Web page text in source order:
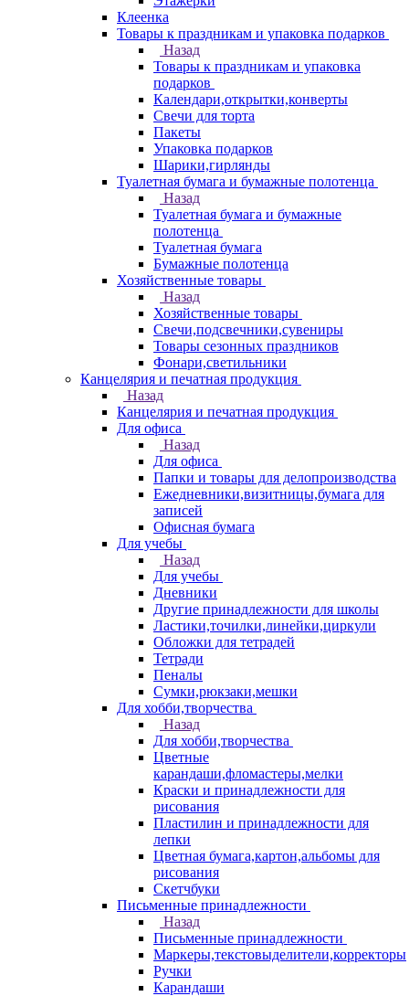
Клеенка
Товары к праздникам и упаковка подарков
Назад
Товары к праздникам и упаковка
подарков
Календари,открытки,конверты
Свечи для торта
Пакеты
Упаковка подарков
Шарики,гирлянды
Туалетная бумага и бумажные полотенца
Назад
Туалетная бумага и бумажные
полотенца
Туалетная бумага
Бумажные полотенца
Хозяйственные товары
Назад
Хозяйственные товары
Свечи,подсвечники,сувениры
Товары сезонных праздников
Фонари,светильники
Канцелярия и печатная продукция
Назад
Канцелярия и печатная продукция
Для офиса
Назад
Для офиса
Папки и товары для делопроизводства
Ежедневники,визитницы,бумага для
записей
Офисная бумага
Для учебы
Назад
Для учебы
Дневники
Другие принадлежности для школы
Ластики,точилки,линейки,циркули
Обложки для тетрадей
Тетради
Пеналы
Сумки,рюкзаки,мешки
Для хобби,творчества
Назад
Для хобби,творчества
Цветные
карандаши,фломастеры,мелки
Краски и принадлежности для
рисования
Пластилин и принадлежности для
лепки
Цветная бумага,картон,альбомы для
рисования
Скетчбуки
Письменные принадлежности
Назад
Письменные принадлежности
Маркеры,текстовыделители,корректоры
Ручки
Карандаши